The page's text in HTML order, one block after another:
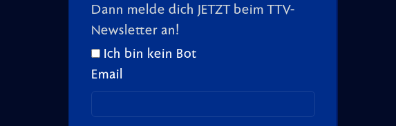
Dann melde dich JETZT beim TTV-
Newsletter an!
Ich bin kein Bot
Email